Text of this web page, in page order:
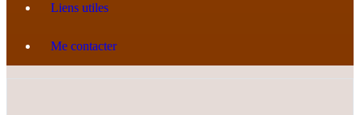
Liens utiles
Me contacter